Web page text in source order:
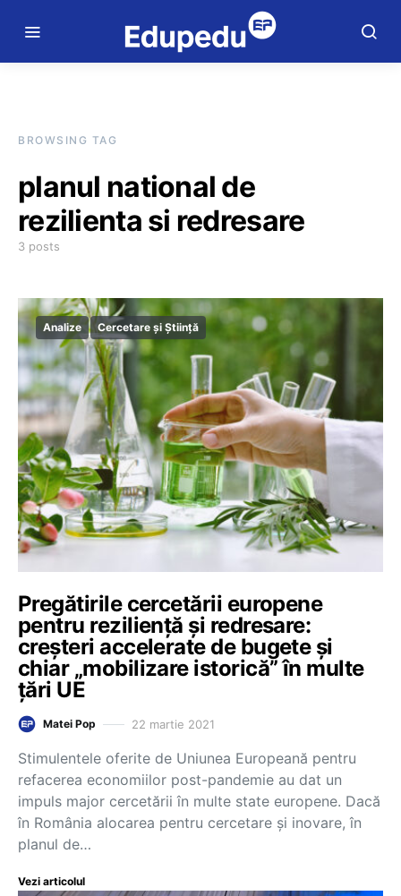
BROWSING TAG
planul national de
rezilienta si redresare
3 posts
Analize Cercetare și Știință
Pregătirile cercetării europene
pentru reziliență și redresare:
creșteri accelerate de bugete și
chiar „mobilizare istorică” în multe
țări UE
Matei Pop 22 martie 2021
Stimulentele oferite de Uniunea Europeană pentru
refacerea economiilor post-pandemie au dat un
impuls major cercetării în multe state europene. Dacă
în România alocarea pentru cercetare și inovare, în
planul de…
Vezi articolul